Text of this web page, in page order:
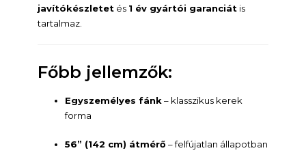
javítókészletet és 1 év gyártói garanciát is
tartalmaz.
Főbb jellemzők:
Egyszemélyes fánk – klasszikus kerek
forma
56” (142 cm) átmérő – felfújatlan állapotban